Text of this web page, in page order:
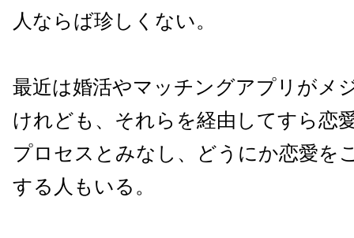
人ならば珍しくない。
最近は婚活やマッチングアプリがメ
けれども、それらを経由してすら恋
プロセスとみなし、どうにか恋愛を
する人もいる。